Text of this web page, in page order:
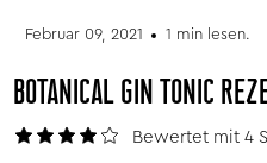
Februar 09, 2021 1 min lesen.
BOTANICAL GIN TONIC
Bewertet mit 4